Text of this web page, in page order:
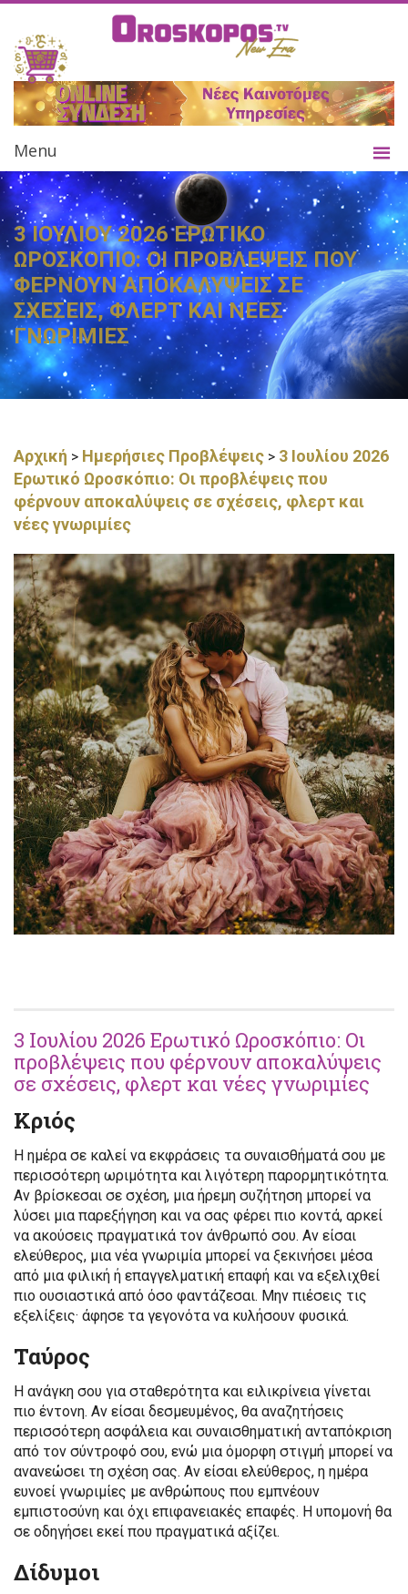
Menu
3 ΙΟΥΛΙΟΥ 2026 ΕΡΩΤΙΚΟ
ΩΡΟΣΚΟΠΙΟ: ΟΙ ΠΡΟΒΛΕΨΕΙΣ ΠΟΥ
ΦΕΡΝΟΥΝ ΑΠΟΚΑΛΥΨΕΙΣ ΣΕ
ΣΧΕΣΕΙΣ, ΦΛΕΡΤ ΚΑΙ ΝΕΕΣ
ΓΝΩΡΙΜΙΕΣ
Αρχική > Ημερήσιες Προβλέψεις > 3 Ιουλίου 2026
Ερωτικό Ωροσκόπιο: Οι προβλέψεις που
φέρνουν αποκαλύψεις σε σχέσεις, φλερτ και
νέες γνωριμίες
3 Ιουλίου 2026 Ερωτικό Ωροσκόπιο: Οι
προβλέψεις που φέρνουν αποκαλύψεις
σε σχέσεις, φλερτ και νέες γνωριμίες
Κριός
Η ημέρα σε καλεί να εκφράσεις τα συναισθήματά σου με
περισσότερη ωριμότητα και λιγότερη παρορμητικότητα.
Αν βρίσκεσαι σε σχέση, μια ήρεμη συζήτηση μπορεί να
λύσει μια παρεξήγηση και να σας φέρει πιο κοντά, αρκεί
να ακούσεις πραγματικά τον άνθρωπό σου. Αν είσαι
ελεύθερος, μια νέα γνωριμία μπορεί να ξεκινήσει μέσα
από μια φιλική ή επαγγελματική επαφή και να εξελιχθεί
πιο ουσιαστικά από όσο φαντάζεσαι. Μην πιέσεις τις
εξελίξεις· άφησε τα γεγονότα να κυλήσουν φυσικά.
Ταύρος
Η ανάγκη σου για σταθερότητα και ειλικρίνεια γίνεται
πιο έντονη. Αν είσαι δεσμευμένος, θα αναζητήσεις
περισσότερη ασφάλεια και συναισθηματική ανταπόκριση
από τον σύντροφό σου, ενώ μια όμορφη στιγμή μπορεί να
ανανεώσει τη σχέση σας. Αν είσαι ελεύθερος, η ημέρα
ευνοεί γνωριμίες με ανθρώπους που εμπνέουν
εμπιστοσύνη και όχι επιφανειακές επαφές. Η υπομονή θα
σε οδηγήσει εκεί που πραγματικά αξίζει.
Δίδυμοι